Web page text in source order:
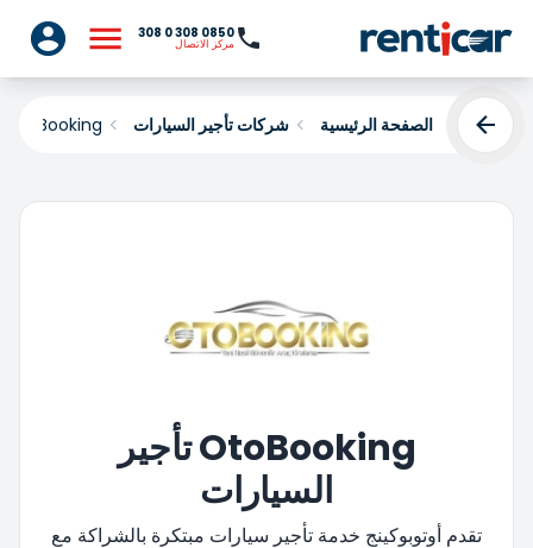
0850 308 0 308
مركز الاتصال
الصفحة الرئيسية شركات تأجير السيارات OtoBooking
OtoBooking تأجير
السيارات
تقدم أوتوبوكينج خدمة تأجير سيارات مبتكرة بالشراكة مع